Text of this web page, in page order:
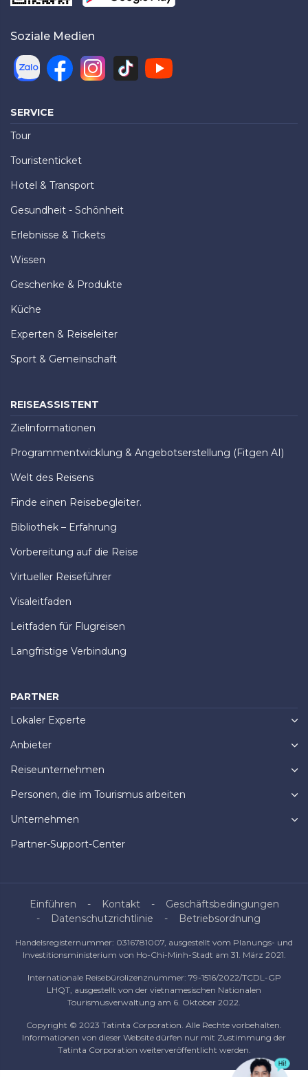
Soziale Medien
SERVICE
Tour
Touristenticket
Hotel & Transport
Gesundheit - Schönheit
Erlebnisse & Tickets
Wissen
Geschenke & Produkte
Küche
Experten & Reiseleiter
Sport & Gemeinschaft
REISEASSISTENT
Zielinformationen
Programmentwicklung & Angebotserstellung (Fitgen AI)
Welt des Reisens
Finde einen Reisebegleiter.
Bibliothek – Erfahrung
Vorbereitung auf die Reise
Virtueller Reiseführer
Visaleitfaden
Leitfaden für Flugreisen
Langfristige Verbindung
PARTNER
Lokaler Experte
Anbieter
Reiseunternehmen
Personen, die im Tourismus arbeiten
Unternehmen
Partner-Support-Center
Einführen Kontakt
Geschäftsbedingungen
Datenschutzrichtlinie
Betriebsordnung
Handelsregisternummer: 0316781007, ausgestellt vom Planungs- und
Investitionsministerium von Ho-Chi-Minh-Stadt am 31. März 2021.
Internationale Reisebürolizenznummer: 79-1516/2022/TCDL-GP
LHQT, ausgestellt von der vietnamesischen Nationalen
Tourismusverwaltung am 6. Oktober 2022.
Copyright © 2023 Tatinta Corporation. Alle Rechte vorbehalten.
Informationen von dieser Website dürfen nur mit Zustimmung der
Tatinta Corporation weiterveröffentlicht werden.